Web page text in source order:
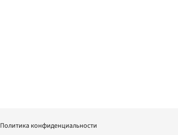
Политика конфиденциальности